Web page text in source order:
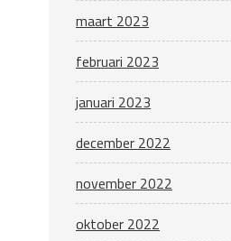
maart 2023
februari 2023
januari 2023
december 2022
november 2022
oktober 2022